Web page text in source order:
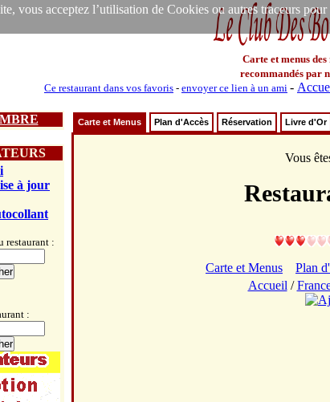
vous acceptez l’utilisation de Cookies ou autres traceurs
Carte et menus
recommandés par
Ce restaurant dans vos favoris - envoyer ce lien à un ami -
à jour
restaurant :
:
Carte et Menus Plan d'Accès Réservation Livre d'Or
Vous
Carte et Menus Plan
Accueil /